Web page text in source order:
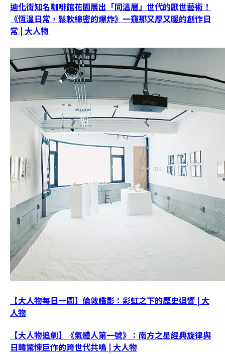
迪化街知名咖啡館花園展出「同溫層」世代的厭世藝術！
《恆溫日常，鬆軟綿密的爆炸》一窺那又厚又暖的創作日
常 | 大人物
【大人物每日一圖】倫敦艦影：彩虹之下的歷史迴響 | 大
人物
【大人物追劇】《氣體人第一號》：南方之星經典旋律與
日韓驚悚巨作的跨世代共鳴 | 大人物